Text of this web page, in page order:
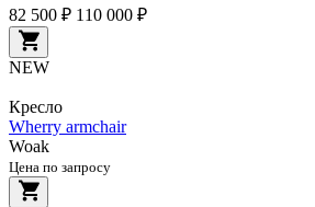
82 500 ₽ 110 000 ₽
NEW
Кресло
Wherry armchair
Woak
Цена по запросу